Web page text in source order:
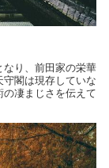
なり、前田家の栄華
閣は現存していな
凄まじさを伝えて